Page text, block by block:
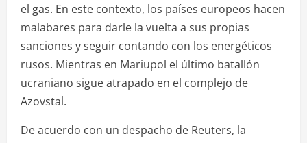
el gas. En este contexto, los países europeos hacen
malabares para darle la vuelta a sus propias
sanciones y seguir contando con los energéticos
rusos. Mientras en Mariupol el último batallón
ucraniano sigue atrapado en el complejo de
Azovstal.
De acuerdo con un despacho de Reuters, la